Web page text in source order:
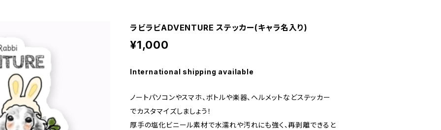
ラビラビADVENTURE ステッカー(キャラ名入り)
¥1,000
International shipping available
ノートパソコンやスマホ、ボトルや楽器、ヘルメットなどステッカー
でカスタマイズしましょう！
厚手の塩化ビニール素材で水濡れや汚れにも強く、再剥離できると